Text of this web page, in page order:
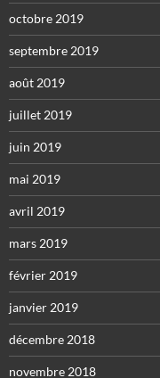
octobre 2019
septembre 2019
août 2019
juillet 2019
juin 2019
mai 2019
avril 2019
mars 2019
février 2019
janvier 2019
décembre 2018
novembre 2018